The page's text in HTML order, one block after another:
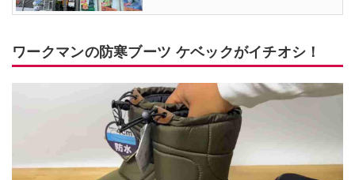
ワークマンの防寒ブーツ ケベックがイチオシ！